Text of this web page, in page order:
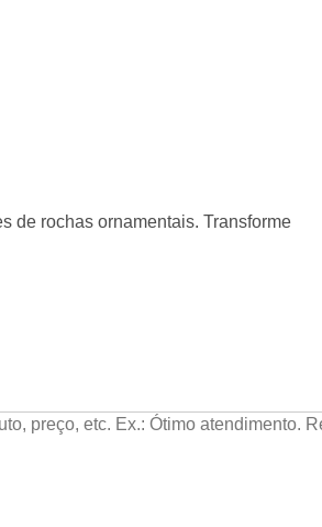
de rochas ornamentais. Transforme